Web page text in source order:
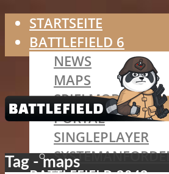
STARTSEITE
BATTLEFIELD 6
NEWS
MAPS
SPIELMODI
PORTAL
SINGLEPLAYER
Tag - maps